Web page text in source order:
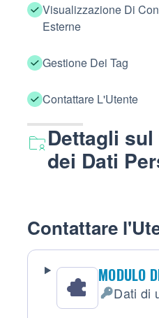
Visualizzazione Di
Esterne
Gestione Dei Tag
Contattare L'Utente
Dettagli
dei Dati
Contattare
MODULO
DatiDati di